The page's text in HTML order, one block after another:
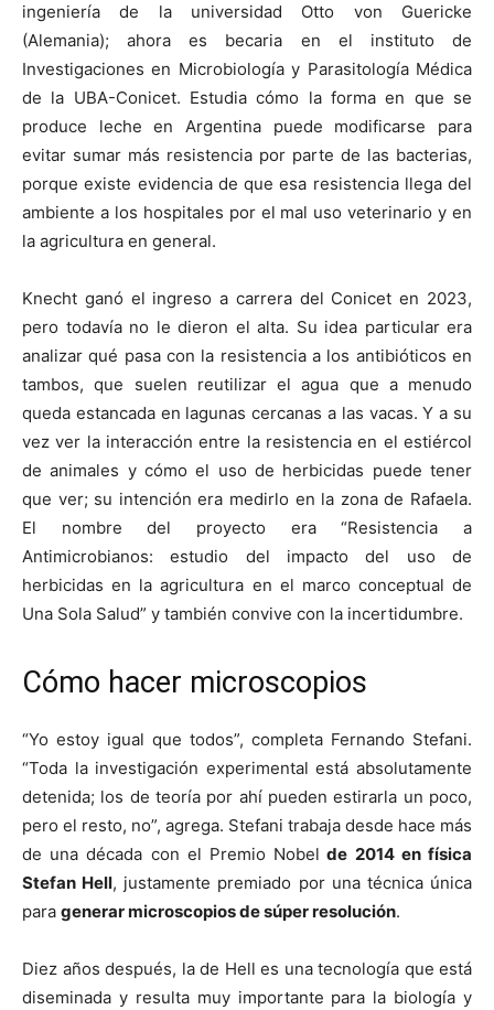
ingeniería de la universidad Otto von Guericke
(Alemania); ahora es becaria en el instituto de
Investigaciones en Microbiología y Parasitología Médica
de la UBA-Conicet. Estudia cómo la forma en que se
produce leche en Argentina puede modificarse para
evitar sumar más resistencia por parte de las bacterias,
porque existe evidencia de que esa resistencia llega del
ambiente a los hospitales por el mal uso veterinario y en
la agricultura en general.
Knecht ganó el ingreso a carrera del Conicet en 2023,
pero todavía no le dieron el alta. Su idea particular era
analizar qué pasa con la resistencia a los antibióticos en
tambos, que suelen reutilizar el agua que a menudo
queda estancada en lagunas cercanas a las vacas. Y a su
vez ver la interacción entre la resistencia en el estiércol
de animales y cómo el uso de herbicidas puede tener
que ver; su intención era medirlo en la zona de Rafaela.
El nombre del proyecto era “Resistencia a
Antimicrobianos: estudio del impacto del uso de
herbicidas en la agricultura en el marco conceptual de
Una Sola Salud” y también convive con la incertidumbre.
Cómo hacer microscopios
“Yo estoy igual que todos”, completa Fernando Stefani.
“Toda la investigación experimental está absolutamente
detenida; los de teoría por ahí pueden estirarla un poco,
pero el resto, no”, agrega. Stefani trabaja desde hace más
de una década con el Premio Nobel de 2014 en física
Stefan Hell, justamente premiado por una técnica única
para generar microscopios de súper resolución.
Diez años después, la de Hell es una tecnología que está
diseminada y resulta muy importante para la biología y